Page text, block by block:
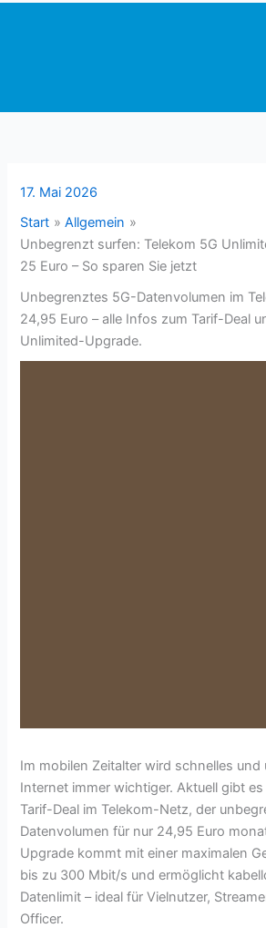
17. Mai 2026
Start
Allgemein
Unbegrenzt surfen: Telekom 5G
25 Euro – So sparen Sie jetzt
Unbegrenztes 5G-Datenvolumen im
24,95 Euro – alle Infos zum Tarif-Deal
Unlimited-Upgrade.
Im mobilen Zeitalter wird schnelles und
Internet immer wichtiger. Aktuell gibt
Tarif-Deal im Telekom-Netz, der
Datenvolumen für nur 24,95 Euro
Upgrade kommt mit einer maximalen
bis zu 300 Mbit/s und ermöglicht
Datenlimit – ideal für Vielnutzer,
Officer.